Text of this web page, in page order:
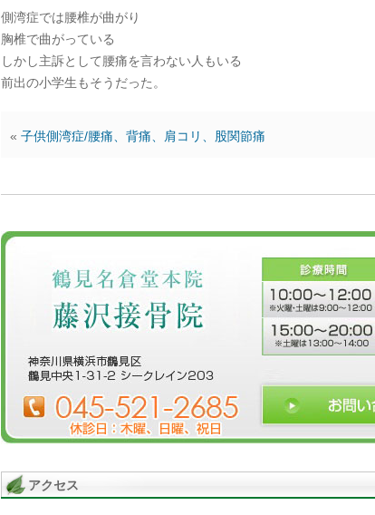
側湾症では腰椎が曲がり
胸椎で曲がっている
しかし主訴として腰痛を言わない人もいる
前出の小学生もそうだった。
« 子供側湾症/腰痛、背痛、肩コリ、股関節痛
アクセス